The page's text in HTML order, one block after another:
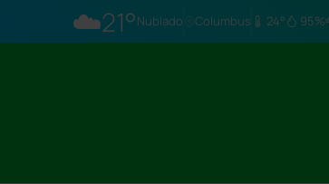
☁️21°Nublado Columbus 24° 95%